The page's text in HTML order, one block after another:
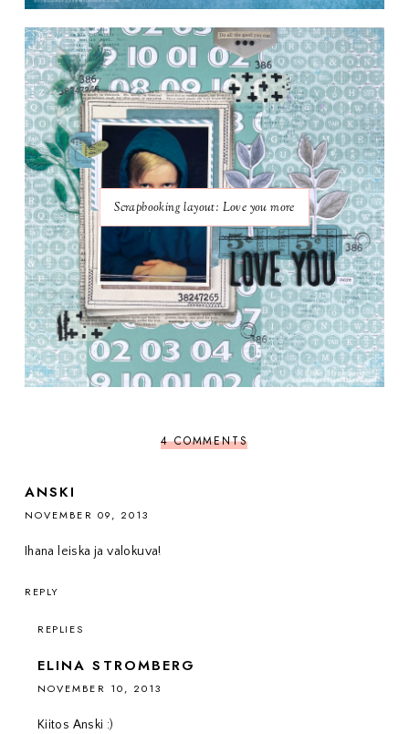
Scrapbooking layout: Love you more
4 COMMENTS
ANSKI
NOVEMBER 09, 2013
Ihana leiska ja valokuva!
REPLY
REPLIES
ELINA STROMBERG
NOVEMBER 10, 2013
Kiitos Anski :)